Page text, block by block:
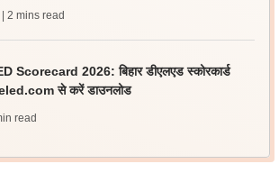
| 2 mins read
Scorecard 2026: बिहार डीएलएड स्कोरकार्ड
से करें डाउनलोड
read